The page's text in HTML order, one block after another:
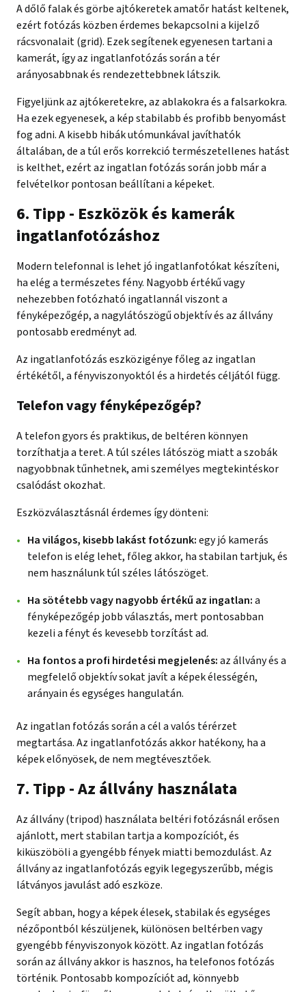
A dőlő falak és görbe ajtókeretek amatőr hatást keltenek,
ezért fotózás közben érdemes bekapcsolni a kijelző
rácsvonalait (grid). Ezek segítenek egyenesen tartani a
kamerát, így az ingatlanfotózás során a tér
arányosabbnak és rendezettebbnek látszik.
Figyeljünk az ajtókeretekre, az ablakokra és a falsarkokra.
Ha ezek egyenesek, a kép stabilabb és profibb benyomást
fog adni. A kisebb hibák utómunkával javíthatók
általában, de a túl erős korrekció természetellenes hatást
is kelthet, ezért az ingatlan fotózás során jobb már a
felvételkor pontosan beállítani a képeket.
6. Tipp - Eszközök és kamerák
ingatlanfotózáshoz
Modern telefonnal is lehet jó ingatlanfotókat készíteni,
ha elég a természetes fény. Nagyobb értékű vagy
nehezebben fotózható ingatlannál viszont a
fényképezőgép, a nagylátószögű objektív és az állvány
pontosabb eredményt ad.
Az ingatlanfotózás eszközigénye főleg az ingatlan
értékétől, a fényviszonyoktól és a hirdetés céljától függ.
Telefon vagy fényképezőgép?
A telefon gyors és praktikus, de beltéren könnyen
torzíthatja a teret. A túl széles látószög miatt a szobák
nagyobbnak tűnhetnek, ami személyes megtekintéskor
csalódást okozhat.
Eszközválasztásnál érdemes így dönteni:
Ha világos, kisebb lakást fotózunk:egy jó kamerás
telefon is elég lehet, főleg akkor, ha stabilan tartjuk, és
nem használunk túl széles látószöget.
Ha sötétebb vagy nagyobb értékű az ingatlan:a
fényképezőgép jobb választás, mert pontosabban
kezeli a fényt és kevesebb torzítást ad.
Ha fontos a profi hirdetési megjelenés:az állvány és a
megfelelő objektív sokat javít a képek élességén,
arányain és egységes hangulatán.
Az ingatlan fotózás során a cél a valós térérzet
megtartása. Az ingatlanfotózás akkor hatékony, ha a
képek előnyösek, de nem megtévesztőek.
7. Tipp - Az állvány használata
Az állvány (tripod) használata beltéri fotózásnál erősen
ajánlott, mert stabilan tartja a kompozíciót, és
kiküszöböli a gyengébb fények miatti bemozdulást. Az
állvány az ingatlanfotózás egyik legegyszerűbb, mégis
látványos javulást adó eszköze.
Segít abban, hogy a képek élesek, stabilak és egységes
nézőpontból készüljenek, különösen beltérben vagy
gyengébb fényviszonyok között. Az ingatlan fotózás
során az állvány akkor is hasznos, ha telefonos fotózás
történik. Pontosabb kompozíciót ad, könnyebb